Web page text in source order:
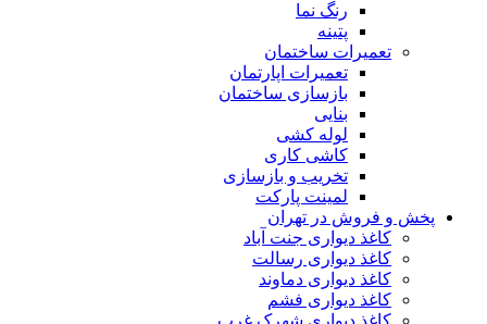
رنگ نما
پتینه
تعمیرات ساختمان
تعمیرات اپارتمان
بازسازی ساختمان
بنایی
لوله کشی
کاشی کاری
تخریب و بازسازی
لمینت پارکت
پخش و فروش در تهران
کاغذ دیواری جنت آباد
کاغذ دیواری رسالت
کاغذ دیواری دماوند
کاغذ دیواری فشم
کاغذ دیواری شهرک غرب